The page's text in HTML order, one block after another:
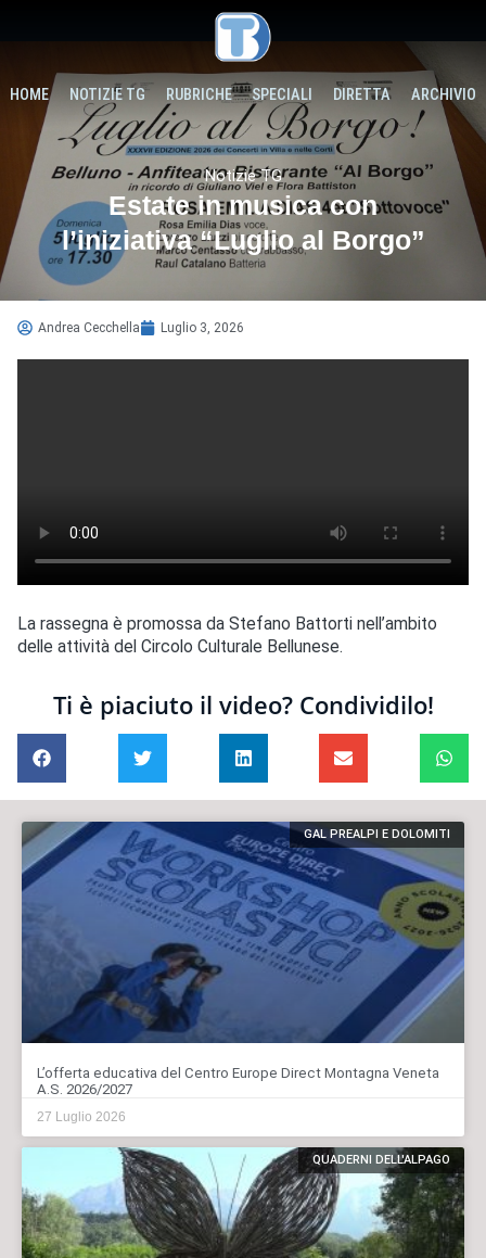
HOME NOTIZIE TG RUBRICHE SPECIALI DIRETTA ARCHIVIO
Notizie TG
Estate in musica con
l’iniziativa “Luglio al Borgo”
Andrea Cecchella Luglio 3, 2026
La rassegna è promossa da Stefano Battorti nell’ambito
delle attività del Circolo Culturale Bellunese.
Ti è piaciuto il video? Condividilo!
GAL PREALPI E DOLOMITI
L’offerta educativa del Centro Europe Direct Montagna Veneta
A.S. 2026/2027
27 Luglio 2026
QUADERNI DELL'ALPAGO